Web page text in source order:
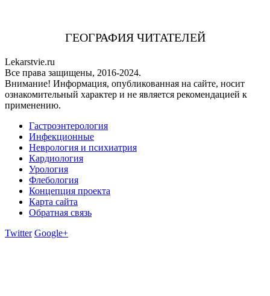
ГЕОГРАФИЯ ЧИТАТЕЛЕЙ
Lekarstvie.ru
Все права защищены, 2016-2024.
Внимание! Информация, опубликованная на сайте, носит
ознакомительный характер и не является рекомендацией к
применению.
Гастроэнтерология
Инфекционные
Неврология и психиатрия
Кардиология
Урология
Флебология
Концепция проекта
Карта сайта
Обратная связь
Twitter Google+